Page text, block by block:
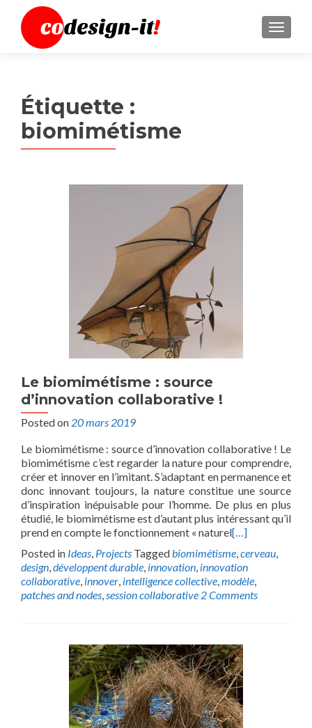
MENU
Étiquette :
biomimétisme
Le biomimétisme : source
d’innovation collaborative !
Posted on 20 mars 2019
Le biomimétisme : source d’innovation collaborative ! Le
biomimétisme c’est regarder la nature pour comprendre,
créer et innover en l’imitant. S’adaptant en permanence et
donc innovant toujours, la nature constitue une source
d’inspiration inépuisable pour l’homme. De plus en plus
étudié, le biomimétisme est d’autant plus intéressant qu’il
prend en compte le fonctionnement « naturel[…]
Posted in Ideas, Projects Taggedbiomimétisme,cerveau,
design,développent durable, innovation, innovation
collaborative, innover, intelligence collective,modèle,
patches and nodes,session collaborative 2 Comments